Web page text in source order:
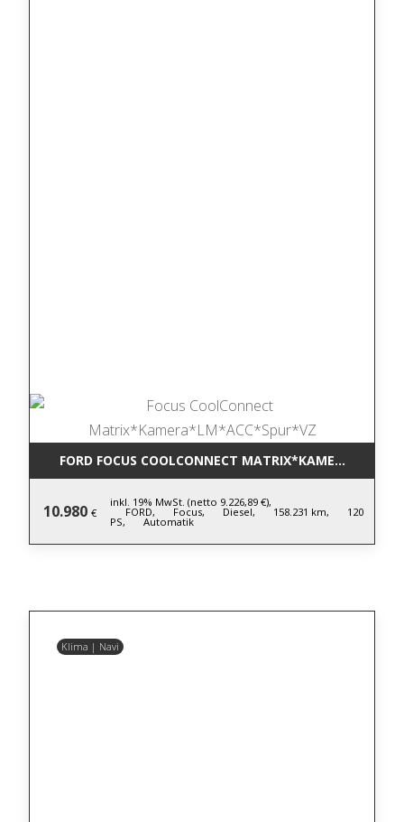
FORD FOCUS COOLCONNECT
10.980 €
inkl. 19% MwSt. (netto 9.226,89 €),
FORD, Focus, Diesel, 158.231 km, 120
PS, Automatik
Klima | Navi